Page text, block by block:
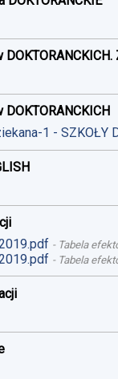
1 - SZKOŁY
- Tabela
- Tabela